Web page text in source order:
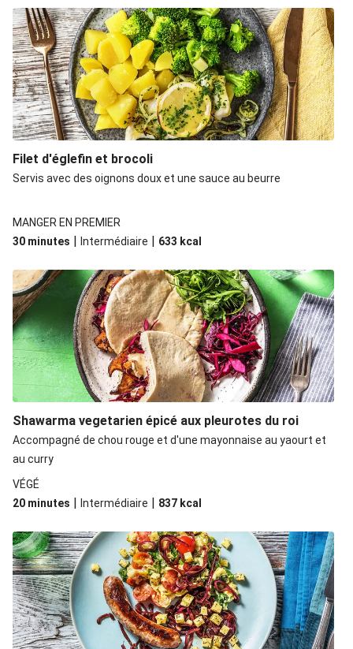
Filet d'églefin et brocoli
Servis avec des oignons doux et une sauce au beurre
MANGER EN PREMIER
30 minutes | Intermédiaire | 633 kcal
Shawarma vegetarien épicé aux pleurotes du roi
Accompagné de chou rouge et d'une mayonnaise au yaourt et
au curry
VÉGÉ
20 minutes | Intermédiaire | 837 kcal